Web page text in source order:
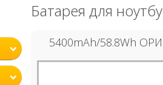
Батарея для
5400mAh/58.8Wh